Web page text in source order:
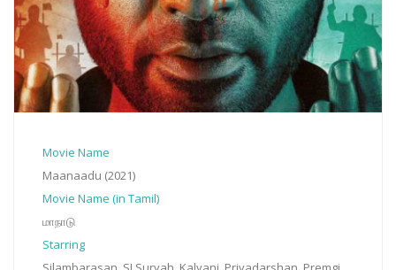
Movie Name
Maanaadu (2021)
Movie Name (in Tamil)
மாநாடு
Starring